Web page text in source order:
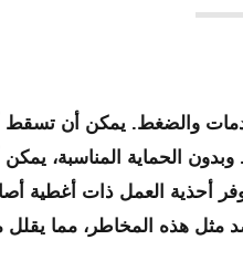
والضغط. يمكن أن تسقط
الحماية المناسبة،
أحذية العمل ذات أغطية
مثل هذه المخاطر، مما